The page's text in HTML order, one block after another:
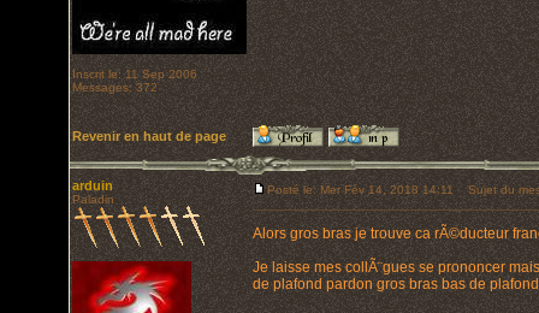
Inscrit le: 11 Sep 2006
Messages: 372
Revenir en haut de page
arduin
Paladin
Posté le: Mer Fév 14, 2018 14:11 Sujet du
Alors gros bras je trouve ca rÃ©ducteur
Je laisse mes collÃ¨gues se prononcer
de plafond pardon gros bras bas de plafond